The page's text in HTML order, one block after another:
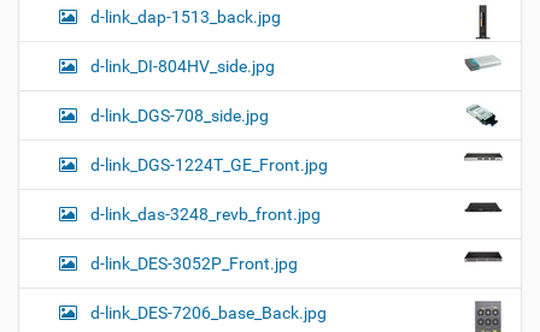
d-link_dap-1513_back.jpg
d-link_DI-804HV_side.jpg
d-link_DGS-708_side.jpg
d-link_DGS-1224T_GE_Front.jpg
d-link_das-3248_revb_front.jpg
d-link_DES-3052P_Front.jpg
d-link_DES-7206_base_Back.jpg